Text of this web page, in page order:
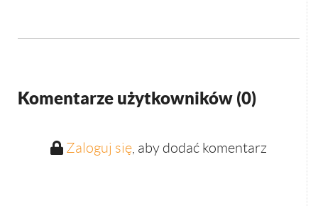
Komentarze użytkowników (0)
Zaloguj się, aby dodać komentarz